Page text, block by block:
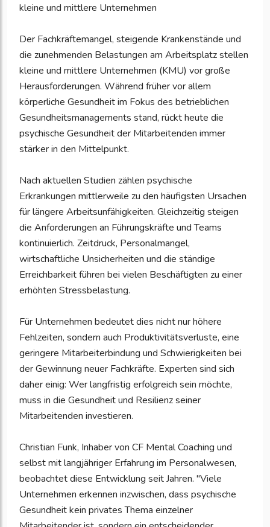
kleine und mittlere Unternehmen
Der Fachkräftemangel, steigende Krankenstände und
die zunehmenden Belastungen am Arbeitsplatz stellen
kleine und mittlere Unternehmen (KMU) vor große
Herausforderungen. Während früher vor allem
körperliche Gesundheit im Fokus des betrieblichen
Gesundheitsmanagements stand, rückt heute die
psychische Gesundheit der Mitarbeitenden immer
stärker in den Mittelpunkt.
Nach aktuellen Studien zählen psychische
Erkrankungen mittlerweile zu den häufigsten Ursachen
für längere Arbeitsunfähigkeiten. Gleichzeitig steigen
die Anforderungen an Führungskräfte und Teams
kontinuierlich. Zeitdruck, Personalmangel,
wirtschaftliche Unsicherheiten und die ständige
Erreichbarkeit führen bei vielen Beschäftigten zu einer
erhöhten Stressbelastung.
Für Unternehmen bedeutet dies nicht nur höhere
Fehlzeiten, sondern auch Produktivitätsverluste, eine
geringere Mitarbeiterbindung und Schwierigkeiten bei
der Gewinnung neuer Fachkräfte. Experten sind sich
daher einig: Wer langfristig erfolgreich sein möchte,
muss in die Gesundheit und Resilienz seiner
Mitarbeitenden investieren.
Christian Funk, Inhaber von CF Mental Coaching und
selbst mit langjähriger Erfahrung im Personalwesen,
beobachtet diese Entwicklung seit Jahren. "Viele
Unternehmen erkennen inzwischen, dass psychische
Gesundheit kein privates Thema einzelner